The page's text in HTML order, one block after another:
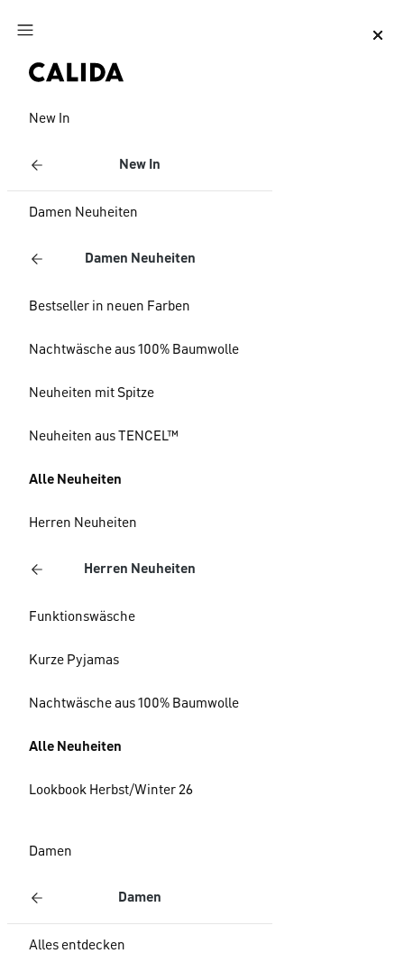
Zum Hauptinhalt springen
New In
New In
Damen Neuheiten
Damen Neuheiten
Bestseller in neuen Farben
Nachtwäsche aus 100% Baumwolle
Neuheiten mit Spitze
Neuheiten aus TENCEL™
Alle Neuheiten
Herren Neuheiten
Herren Neuheiten
Funktionswäsche
Kurze Pyjamas
Nachtwäsche aus 100% Baumwolle
Alle Neuheiten
Lookbook Herbst/Winter 26
Damen
Damen
Alles entdecken